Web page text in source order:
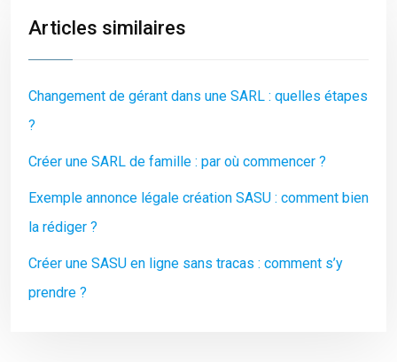
Articles similaires
Changement de gérant dans une SARL : quelles étapes
?
Créer une SARL de famille : par où commencer ?
Exemple annonce légale création SASU : comment bien
la rédiger ?
Créer une SASU en ligne sans tracas : comment s’y
prendre ?